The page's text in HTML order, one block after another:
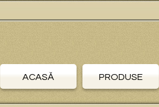
ACASĂ PRODUSE